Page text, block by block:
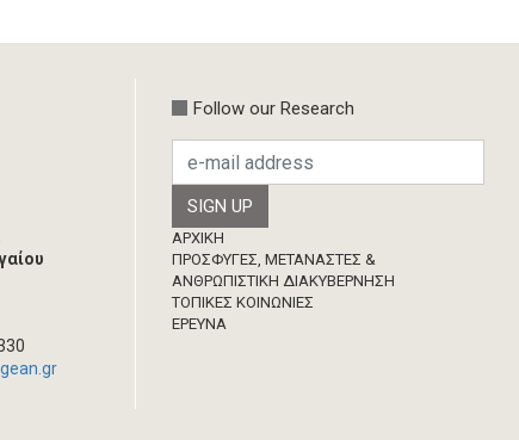
Follow our Research
Footer
ΑΡΧΙΚΗ
ΠΡΟΣΦΥΓΕΣ, ΜΕΤΑΝΑΣΤΕΣ &
ΑΝΘΡΩΠΙΣΤΙΚΗ ΔΙΑΚΥΒΕΡΝΗΣΗ
ΤΟΠΙΚΕΣ ΚΟΙΝΩΝΙΕΣ
ΈΡΕΥΝΑ